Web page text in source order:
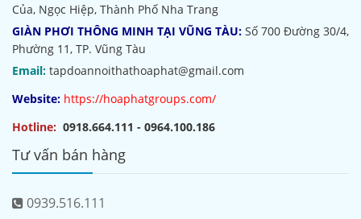
Của, Ngọc Hiệp, Thành Phố Nha Trang
GIÀN PHƠI THÔNG MINH TẠI VŨNG TÀU: Số 700 Đường 30/4,
Phường 11, TP. Vũng Tàu
Email: tapdoannoithathoaphat@gmail.com
Website: https://hoaphatgroups.com/
Hotline: 0918.664.111 - 0964.100.186
Tư vấn bán hàng
0939.516.111